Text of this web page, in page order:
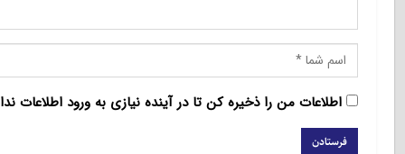
اطلاعات من را ذخیره کن تا در آینده نیازی به ورود اطلاعات